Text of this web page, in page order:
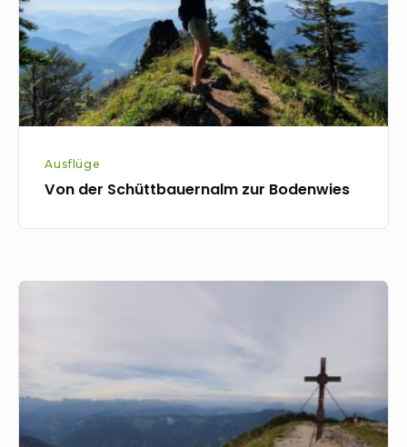
Ausflüge
Von der Schüttbauernalm zur Bodenwies